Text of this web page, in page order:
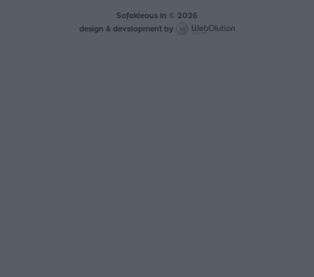
Sofokleous In © 2026
design & development by